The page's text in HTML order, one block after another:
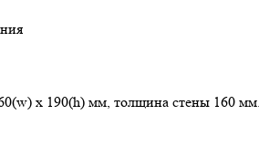
x 190(h) мм, толщина стены 160